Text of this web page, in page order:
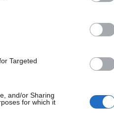
Targeted
and/or Sharing
for which it